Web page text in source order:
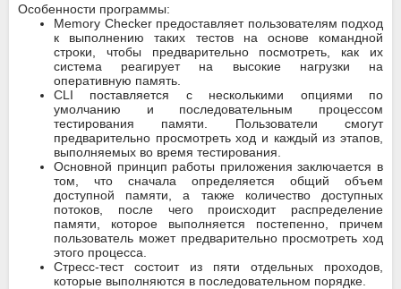
Особенности программы:
Memory Checker предоставляет пользователям подход
к выполнению таких тестов на основе командной
строки, чтобы предварительно посмотреть, как их
система реагирует на высокие нагрузки на
оперативную память.
CLI поставляется с несколькими опциями по
умолчанию и последовательным процессом
тестирования памяти. Пользователи смогут
предварительно просмотреть ход и каждый из этапов,
выполняемых во время тестирования.
Основной принцип работы приложения заключается в
том, что сначала определяется общий объем
доступной памяти, а также количество доступных
потоков, после чего происходит распределение
памяти, которое выполняется постепенно, причем
пользователь может предварительно просмотреть ход
этого процесса.
Стресс-тест состоит из пяти отдельных проходов,
которые выполняются в последовательном порядке.